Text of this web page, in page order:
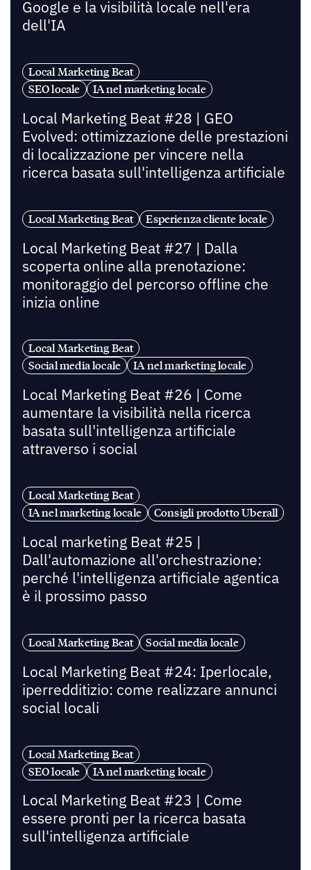
Google e la visibilità locale nell'era
dell'IA
Local Marketing Beat
SEO locale
IA nel marketing locale
Local Marketing Beat #28 | GEO
Evolved: ottimizzazione delle prestazioni
di localizzazione per vincere nella
ricerca basata sull'intelligenza artificiale
Local Marketing Beat Esperienza cliente locale
Local Marketing Beat #27 | Dalla
scoperta online alla prenotazione:
monitoraggio del percorso offline che
inizia online
Local Marketing Beat
Social media locale
IA nel marketing locale
Local Marketing Beat #26 | Come
aumentare la visibilità nella ricerca
basata sull'intelligenza artificiale
attraverso i social
Local Marketing Beat
IA nel marketing locale
Consigli prodotto Uberall
Local marketing Beat #25 |
Dall'automazione all'orchestrazione:
perché l'intelligenza artificiale agentica
è il prossimo passo
Local Marketing Beat Social media locale
Local Marketing Beat #24: Iperlocale,
iperredditizio: come realizzare annunci
social locali
Local Marketing Beat
SEO locale
IA nel marketing locale
Local Marketing Beat #23 | Come
essere pronti per la ricerca basata
sull'intelligenza artificiale